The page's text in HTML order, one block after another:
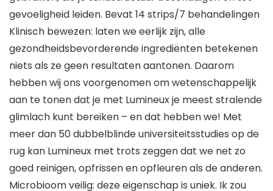
gevoeligheid leiden. Bevat 14 strips/7 behandelingen
Klinisch bewezen: laten we eerlijk zijn, alle
gezondheidsbevorderende ingrediënten betekenen
niets als ze geen resultaten aantonen. Daarom
hebben wij ons voorgenomen om wetenschappelijk
aan te tonen dat je met Lumineux je meest stralende
glimlach kunt bereiken – en dat hebben we! Met
meer dan 50 dubbelblinde universiteitsstudies op de
rug kan Lumineux met trots zeggen dat we net zo
goed reinigen, opfrissen en opfleuren als de anderen.
Microbioom veilig: deze eigenschap is uniek. Ik zou